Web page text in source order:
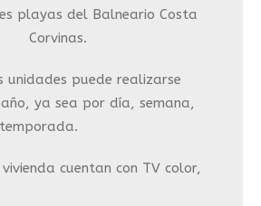
playas del Balneario Costa
Corvinas.
unidades puede realizarse
ya sea por día, semana,
cuentan con TV color,